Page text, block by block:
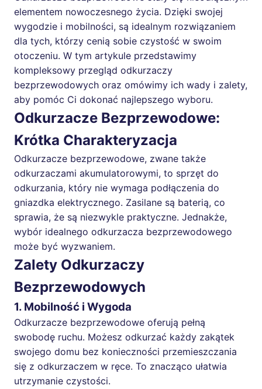
elementem nowoczesnego życia. Dzięki swojej
wygodzie i mobilności, są idealnym rozwiązaniem
dla tych, którzy cenią sobie czystość w swoim
otoczeniu. W tym artykule przedstawimy
kompleksowy przegląd odkurzaczy
bezprzewodowych oraz omówimy ich wady i zalety,
aby pomóc Ci dokonać najlepszego wyboru.
Odkurzacze Bezprzewodowe:
Krótka Charakteryzacja
Odkurzacze bezprzewodowe, zwane także
odkurzaczami akumulatorowymi, to sprzęt do
odkurzania, który nie wymaga podłączenia do
gniazdka elektrycznego. Zasilane są baterią, co
sprawia, że są niezwykle praktyczne. Jednakże,
wybór idealnego odkurzacza bezprzewodowego
może być wyzwaniem.
Zalety Odkurzaczy
Bezprzewodowych
1. Mobilność i Wygoda
Odkurzacze bezprzewodowe oferują pełną
swobodę ruchu. Możesz odkurzać każdy zakątek
swojego domu bez konieczności przemieszczania
się z odkurzaczem w ręce. To znacząco ułatwia
utrzymanie czystości.